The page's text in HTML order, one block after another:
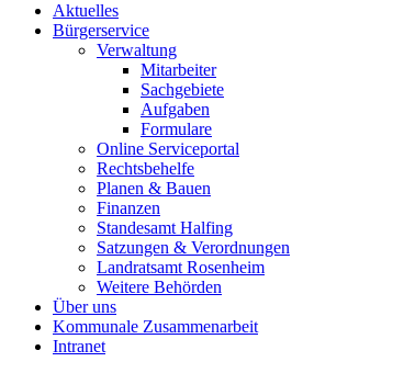
Aktuelles
Bürgerservice
Verwaltung
Mitarbeiter
Sachgebiete
Aufgaben
Formulare
Online Serviceportal
Rechtsbehelfe
Planen & Bauen
Finanzen
Standesamt Halfing
Satzungen & Verordnungen
Landratsamt Rosenheim
Weitere Behörden
Über uns
Kommunale Zusammenarbeit
Intranet